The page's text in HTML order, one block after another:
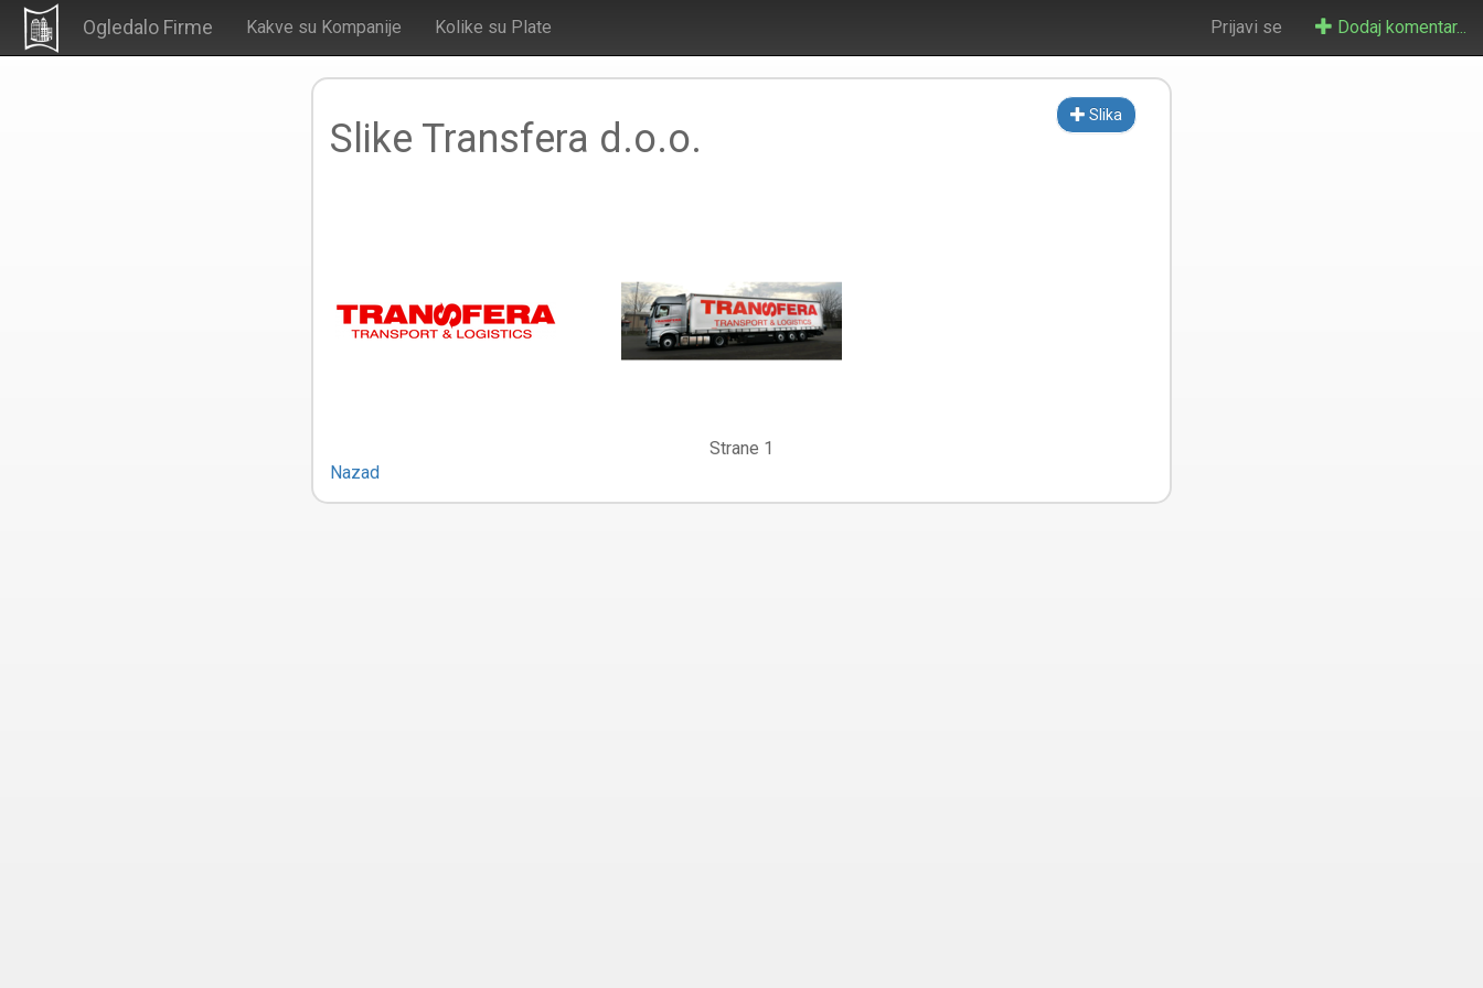
Ogledalo Firme Kakve su Kompanije Kolike su Plate Prijavi se Dodaj komentar...
Slike Transfera d.o.o.
Slika
Strane 1
Nazad